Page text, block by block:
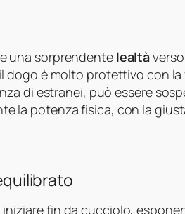
e una sorprendente lealtà
dogo è molto protettivo con la
di estranei, può essere
la potenza fisica, con la
fin da cucciolo,